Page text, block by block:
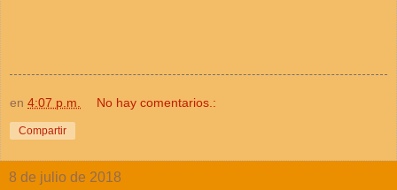
en 4:07 p.m. No hay comentarios.:
Compartir
8 de julio de 2018